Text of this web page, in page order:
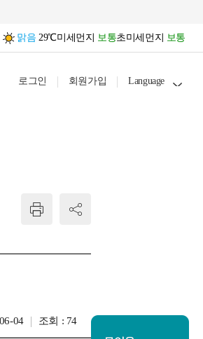
맑음 29℃미세먼지 보통초미세먼지 보통
로그인 회원가입 Language
04 조회 : 74